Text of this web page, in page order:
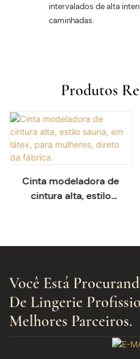
intervalados de alta
caminhadas.
Produtos
Cinta modeladora de
cintura alta, estilo
Você Está
De Lingerie
Melhores Parceiros.